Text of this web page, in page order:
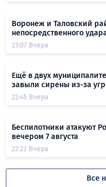
Воронеж и Таловский
непосредственного
23:07 Вчера
Ещё в двух
завыли сирены из-за
22:45 Вчера
Беспилотники атакуют
вечером 7 августа
22:22 Вчера
Все